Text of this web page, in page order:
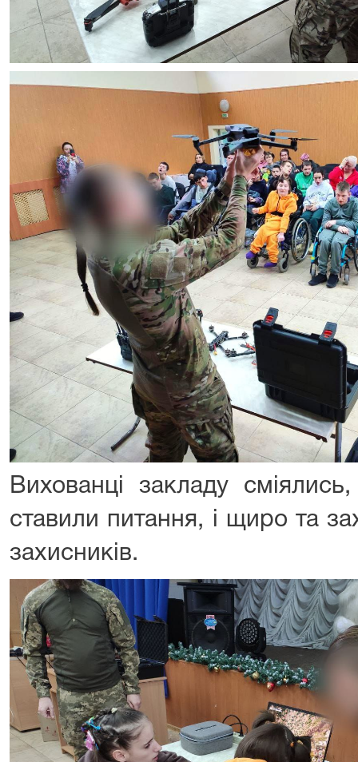
Вихованці закладу
ставили питання, і щиро та
захисників.